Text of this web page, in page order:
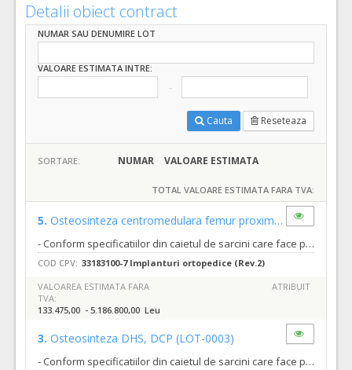
Detalii obiect contract
NUMAR SAU DENUMIRE LOT
VALOARE ESTIMATA INTRE:
Cauta Reseteaza
SORTARE: NUMAR VALOARE ESTIMATA
TOTAL VALOARE ESTIMATA FARA TVA:
5. Osteosinteza centromedulara femur proximal (LOT-0005)
- Conform specificatiilor din caietul de sarcini care face parte integranta din documentatia de atribuire si constituie ansamblul cerintelor pe baza carora se elaboreaza de catre fiecare ofertant propunerea tehnica.
COD CPV: 33183100-7 Implanturi ortopedice (Rev.2)
VALOAREA ESTIMATA FARA
TVA:
133.475,00 - 5.186.800,00 Leu
ATRIBUIT
3. Osteosinteza DHS, DCP (LOT-0003)
- Conform specificatiilor din caietul de sarcini care face parte integranta din documentatia de atribuire si constituie ansamblul cerintelor pe baza carora se elaboreaza de catre fiecare ofertant propunerea tehnica.